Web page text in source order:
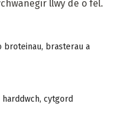
llwy de o fêl.
broteinau, brasterau a
cytgord